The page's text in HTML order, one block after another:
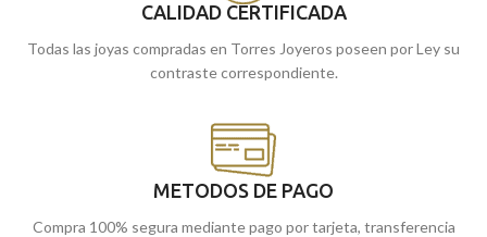
CALIDAD CERTIFICADA
Todas las joyas compradas en Torres Joyeros poseen por Ley su
contraste correspondiente.
METODOS DE PAGO
Compra 100% segura mediante pago por tarjeta, transferencia